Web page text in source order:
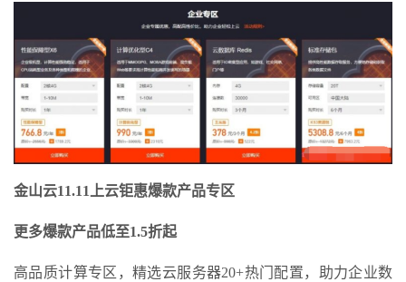
金山云11.11上云钜惠爆款产品专区
更多爆款产品低至1.5折起
高品质计算专区，精选云服务器20+热门配置，助力企业数